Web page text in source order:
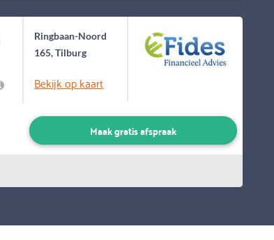
Ringbaan-Noord
165, Tilburg
Bekijk op kaart
Maak gratis afspraak